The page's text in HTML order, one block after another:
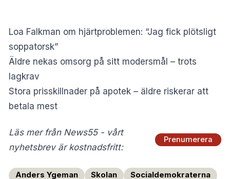
Loa Falkman om hjärtproblemen: “Jag fick plötsligt
soppatorsk”
Äldre nekas omsorg på sitt modersmål – trots
lagkrav
Stora prisskillnader på apotek – äldre riskerar att
betala mest
Läs mer från News55 - vårt
nyhetsbrev är kostnadsfritt:
Prenumerera
Anders Ygeman Skolan
Socialdemokraterna